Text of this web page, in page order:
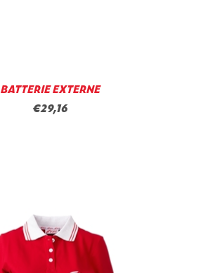
BATTERIE EXTERNE
€29,16